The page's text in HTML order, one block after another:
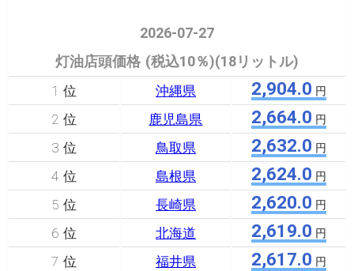
2026-07-27
灯油店頭価格 (税込10％)(18リットル)
1 位 沖縄県 2,904.0 円
2 位 鹿児島県 2,664.0 円
3 位 鳥取県 2,632.0 円
4 位 島根県 2,624.0 円
5 位 長崎県 2,620.0 円
6 位 北海道 2,619.0 円
7 位 福井県 2,617.0 円